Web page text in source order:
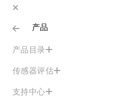
产品
产品目录
传感器评估
支持中心